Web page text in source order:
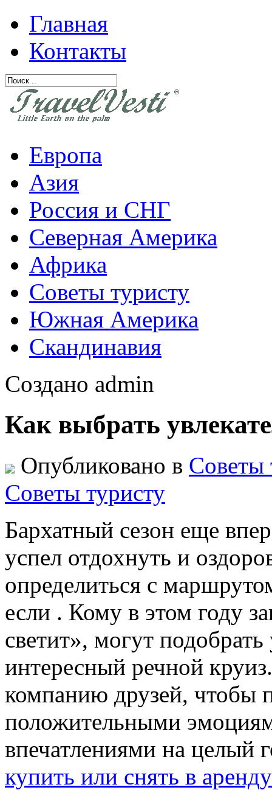
Главная
Контакты
Европа
Азия
Россия и СНГ
Северная Америка
Африка
Советы туристу
Южная Америка
Скандинавия
Создано admin
Как выбрать
Опубликовано в Советы
Советы туристу
Бархатный сезон еще
успел отдохнуть и
определиться с
если . Кому в этом году
светит», могут
интересный речной
компанию друзей, чтобы
положительными
впечатлениями на целый
купить или снять в